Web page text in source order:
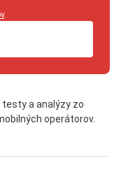
.
testy a analýzy zo
operátorov.